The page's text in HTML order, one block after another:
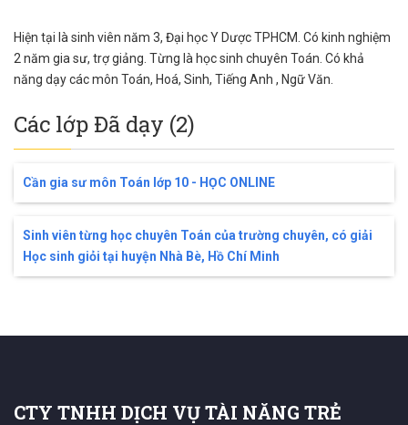
Hiện tại là sinh viên năm 3, Đại học Y Dược TPHCM. Có kinh nghiệm
2 năm gia sư, trợ giảng. Từng là học sinh chuyên Toán. Có khả
năng dạy các môn Toán, Hoá, Sinh, Tiếng Anh , Ngữ Văn.
Các lớp Đã dạy (2)
Cần gia sư môn Toán lớp 10 - HỌC ONLINE
Sinh viên từng học chuyên Toán của trường chuyên, có giải
Học sinh giỏi tại huyện Nhà Bè, Hồ Chí Minh
CTY TNHH DỊCH VỤ TÀI NĂNG TRẺ